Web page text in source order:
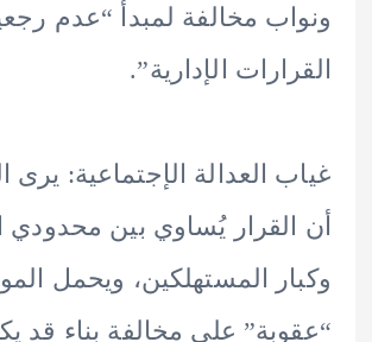
مخالفة لمبدأ “عدم رجعية
الإدارية”.
العدالة الإجتماعية: يرى
يُساوي بين محدودي الدخل
المستهلكين، ويحمل المواطن
على مخالفة بناء قد يكون في